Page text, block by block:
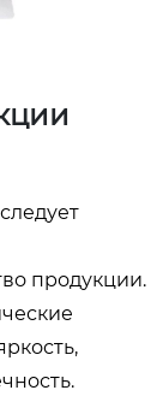
продукции.